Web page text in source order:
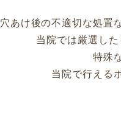
穴あけ後の不適切な処置
当院では厳選し
特殊
当院で行える